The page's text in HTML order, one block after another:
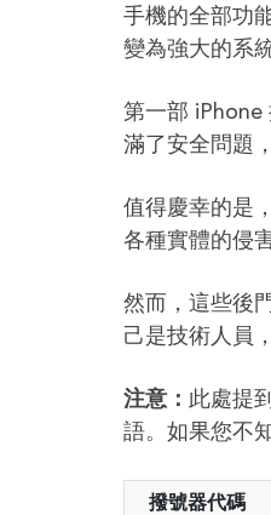
手機的全部功
變為強大的系統
第一部 iPhone
滿了安全問題
值得慶幸的是
各種實體的侵
然而，這些後
己是技術人員
注意： 此處提
語。如果您不
撥號器代碼